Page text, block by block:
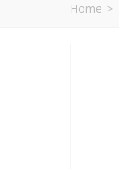
Home >